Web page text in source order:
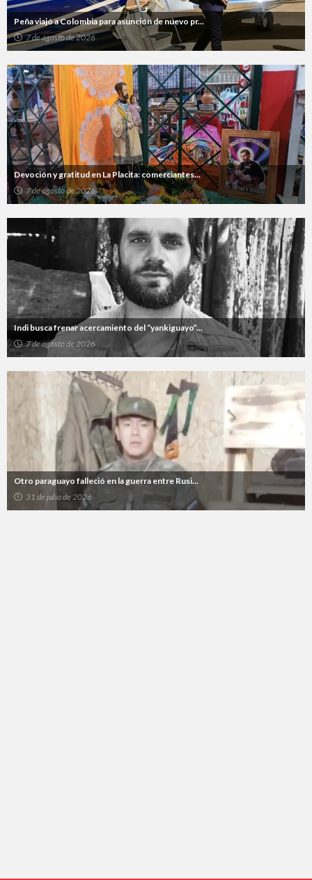
Peña viajó a Colombia para asunción de nuevo pr...
7 de agosto de 2026
Devoción y gratitud en La Placita: comerciantes...
7 de agosto de 2026
Indi busca frenar acercamiento del “yankiguayo”...
7 de agosto de 2026
Otro paraguayo falleció en la guerra entre Rusi...
31 de julio de 2026